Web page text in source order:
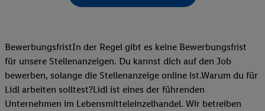
BewerbungsfristIn der Regel gibt es keine Bewerbungsfrist
für unsere Stellenanzeigen. Du kannst dich auf den Job
bewerben, solange die Stellenanzeige online ist.Warum du für
Lidl arbeiten solltest?Lidl ist eines der führenden
Unternehmen im Lebensmitteleinzelhandel. Wir betreiben